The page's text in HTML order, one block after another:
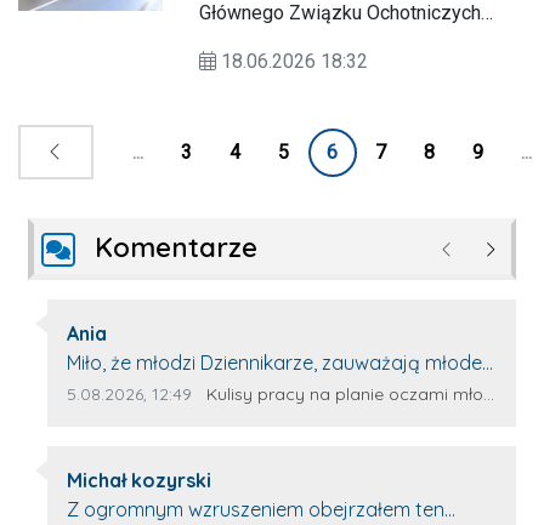
Głównego Związku Ochotniczych
Pożarna w Sułowie została
OSP RP za wieloletnią, ofiarną
działalność w ochronie
Polskiej.
18.06.2026 18:32
... 3 4 5 6 7 8 9 ...
Komentarze Poprzednie
Autor komentarza:
Ania
Treść komentarza:
Miło, że młodzi Dziennikarze, zauważają młode
talenty, które dopiero wkraczają na rynek
który przeprowadzi Pan Artur.
Data dodania komentarza:
5.08.2026, 12:49 Źródło komentarza:
Kulisy pracy na planie oczami młodego filmowca
Autor komentarza:
Michał kozyrski
Treść komentarza:
Z ogromnym wzruszeniem obejrzałem ten